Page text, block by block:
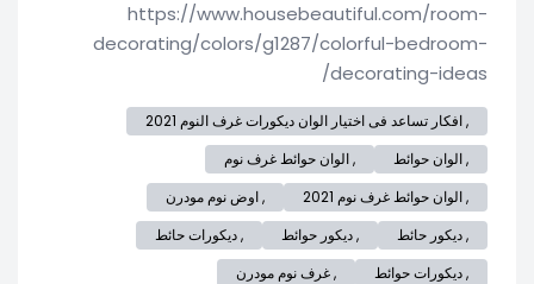
https://www.housebeautiful.com/room-
decorating/colors/g1287/colorful-bedroom-
decorating-ideas/
, افكار تساعد فى اختيار الوان ديكورات غرف النوم 2021
, الوان حوائط
, الوان حوائط غرف نوم
, الوان حوائط غرف نوم 2021
, اوض نوم مودرن
, ديكور حائط
, ديكور حوائط
, ديكورات حائط
, ديكورات حوائط
, غرف نوم مودرن